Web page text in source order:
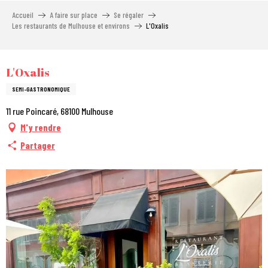
Accueil A faire sur place
Se régaler
Les restaurants de Mulhouse et environs
L'Oxalis
L'Oxalis
SEMI-GASTRONOMIQUE
11 rue Poincaré, 68100 Mulhouse
M'y rendre
Partager